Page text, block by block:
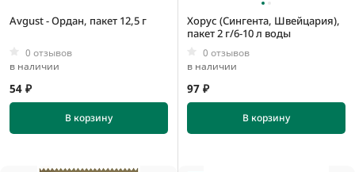
Avgust - Ордан, пакет 12,5 г
0 отзывов
в наличии
54 ₽
В корзину
Хорус (Сингента, Швейцария),
пакет 2 г/6-10 л воды
0 отзывов
в наличии
97 ₽
В корзину